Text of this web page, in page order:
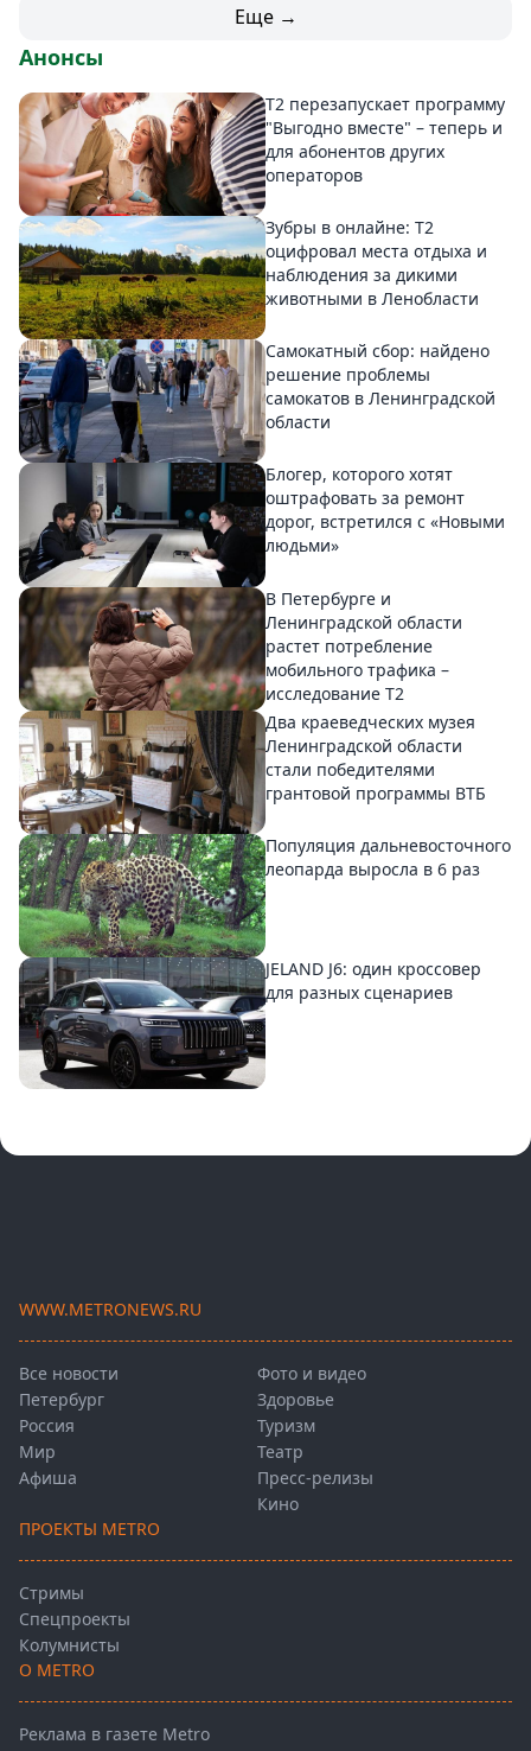
Еще →
Анонсы
Т2 перезапускает программу
"Выгодно вместе" – теперь и
для абонентов других
операторов
Зубры в онлайне: Т2
оцифровал места отдыха и
наблюдения за дикими
животными в Ленобласти
Самокатный сбор: найдено
решение проблемы
самокатов в Ленинградской
области
Блогер, которого хотят
оштрафовать за ремонт
дорог, встретился с «Новыми
людьми»
В Петербурге и
Ленинградской области
растет потребление
мобильного трафика –
исследование T2
Два краеведческих музея
Ленинградской области
стали победителями
грантовой программы ВТБ
Популяция дальневосточного
леопарда выросла в 6 раз
JELAND J6: один кроссовер
для разных сценариев
WWW.METRONEWS.RU
Все новости
Петербург
Россия
Мир
Афиша
Фото и видео
Здоровье
Туризм
Театр
Пресс-релизы
Кино
ПРОЕКТЫ METRO
Стримы
Спецпроекты
Колумнисты
О METRO
Реклама в газете Metro